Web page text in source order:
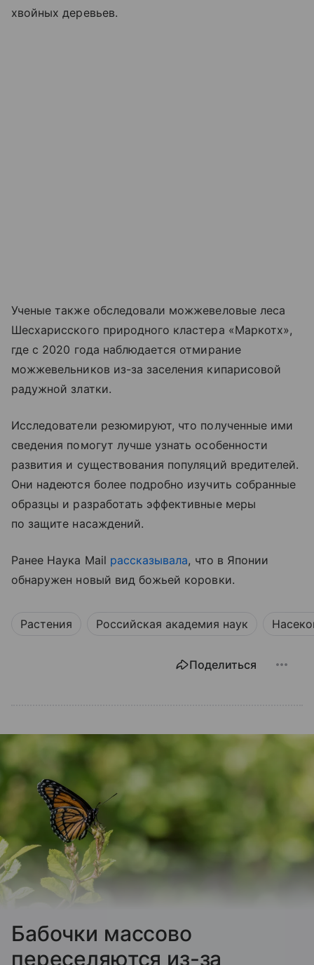
хвойных деревьев.
Ученые также обследовали можжевеловые леса
Шесхарисского природного кластера «Маркотх»,
где с 2020 года наблюдается отмирание
можжевельников из-за заселения кипарисовой
радужной златки.
Исследователи резюмируют, что полученные ими
сведения помогут лучше узнать особенности
развития и существования популяций вредителей.
Они надеются более подробно изучить собранные
образцы и разработать эффективные меры
по защите насаждений.
Ранее Наука Mail рассказывала, что в Японии
обнаружен новый вид божьей коровки.
Растения Российская академия наук
Поделиться
Бабочки массово
переселяются из-за